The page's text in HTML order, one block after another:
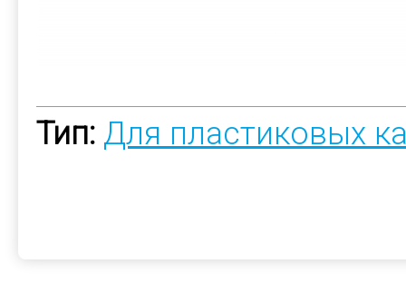
Тип: Для пластиковых